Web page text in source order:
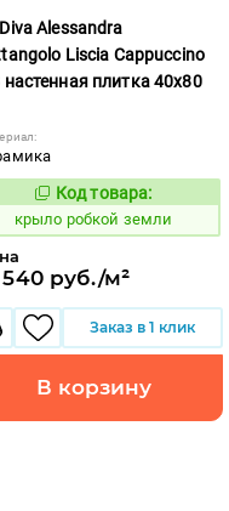
Alessandra
Liscia Cappuccino
настенная плитка 40x80
837905
Код товара:
крыло робкой земли
540 руб./м²
Заказ в 1 клик
В корзину